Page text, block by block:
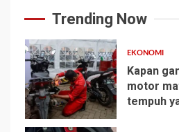
Trending Now
1
EKONOMI
Kapan
motor
tempuh